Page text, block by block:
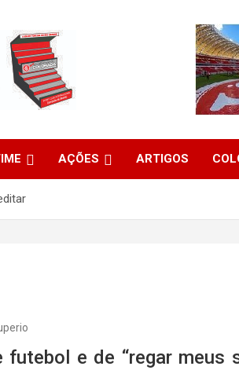
AÇÕES ARTIGOS
e de “regar meus